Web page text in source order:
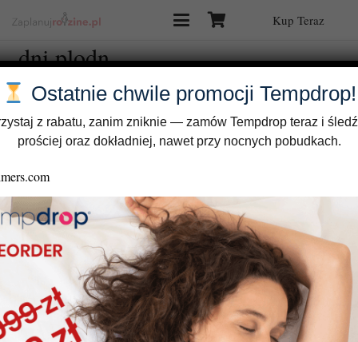
Kup Teraz
dni plodn
Jak określić stan ciąży, jeśli znasz dzień owulacji
Ostatnie chwile promocji Tempdrop!
z rabatu, zanim zniknie — zamów Tempdrop teraz i
prościej oraz dokładniej, nawet przy nocnych pobudkach.